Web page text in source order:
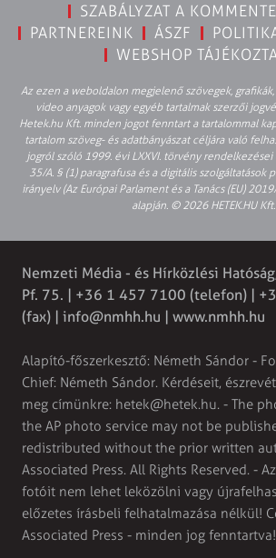
SZABÁLYZAT A
PARTNEREINK
ÁSZF
WEBSHOP
Az ezen a weboldalon megjelenő szövegek,
video anyagok vagy egyéb tartalmak szerzői
Hetek.hu Kft. minden jogot fenntart a tartalommal
tartalom szöveg- és adatbányászat céljára való
jogról szóló 1999. évi LXXVI. törvény
35/A. § (1) paragrafusa és a digitális szolgáltatások
irányelv (Az Európai Parlament és a Tanács (EU)
alapján. © 2026 HETEK.HU Kft.
Nemzeti Média - és Hírközlési
Pf. 75. | +36 1 457 7100 (telefon) |
(fax) | info@nmhh.hu | www.nmhh.hu
Alapító-főszerkesztő: Németh Sándor -
Chief: Németh Sándor. Kérdéseit,
meg címünkre: hetek@hetek.hu. - The
the AP photo service may not be
redistributed without the prior written
Associated Press. All Rights Reserved. -
fotóit nem lehet leközölni vagy
előzetes írásbeli felhatalmazása nélkül!
Associated Press - minden jog fenntartva!